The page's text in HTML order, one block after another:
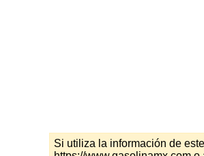
Si utiliza la información de